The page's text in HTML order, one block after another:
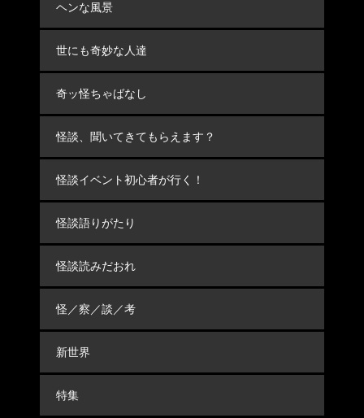
ヘンな風景
世にも奇妙な人達
奇ッ怪ちゃばなし
怪談、聞いてきてもらえます？
怪談イベント初心者が行く！
怪談語りがたり
怪談読みだおれ
怪／察／談／考
新世界
特集